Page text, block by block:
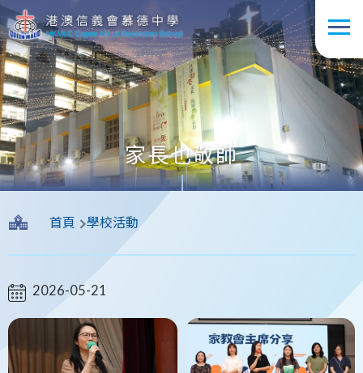
移至主內容
家長也敬師
航
連
結
首頁 學校活動
2026-05-21